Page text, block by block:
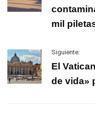
mil
Siguiente:
El
de vida»